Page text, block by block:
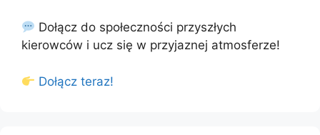
Dołącz do społeczności przyszłych
kierowców i ucz się w przyjaznej atmosferze!
Dołącz teraz!